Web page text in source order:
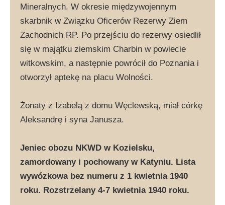
Mineralnych. W okresie międzywojennym
skarbnik w Związku Oficerów Rezerwy Ziem
Zachodnich RP. Po przejściu do rezerwy osiedlił
się w majątku ziemskim Charbin w powiecie
witkowskim, a następnie powrócił do Poznania i
otworzył aptekę na placu Wolności.
Żonaty z Izabelą z domu Węclewską, miał córkę
Aleksandrę i syna Janusza.
Jeniec obozu NKWD w Kozielsku,
zamordowany i pochowany w Katyniu. Lista
wywózkowa bez numeru z 1 kwietnia 1940
roku. Rozstrzelany 4-7 kwietnia 1940 roku.